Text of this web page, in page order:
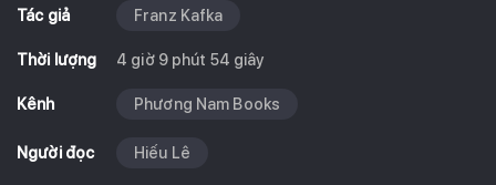
Tác giả Franz Kafka
Thời lượng 4 giờ 9 phút 54 giây
Kênh Phương Nam Books
Người đọc Hiếu Lê